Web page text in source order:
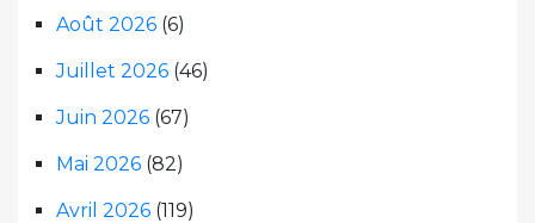
Août 2026 (6)
Juillet 2026 (46)
Juin 2026 (67)
Mai 2026 (82)
Avril 2026 (119)